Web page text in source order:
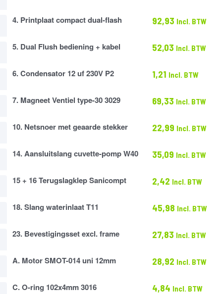
4. Printplaat compact dual-flash 92,93 Incl. BTW
5. Dual Flush bediening + kabel 52,03 Incl. BTW
6. Condensator 12 uf 230V P2 1,21 Incl. BTW
7. Magneet Ventiel type-30 3029 69,33 Incl. BTW
10. Netsnoer met geaarde stekker 22,99 Incl. BTW
14. Aansluitslang cuvette-pomp W40 35,09 Incl. BTW
15 + 16 Terugslagklep Sanicompt 2,42 Incl. BTW
18. Slang waterinlaat T11 45,98 Incl. BTW
23. Bevestigingsset excl. frame 27,83 Incl. BTW
A. Motor SMOT-014 uni 12mm 28,92 Incl. BTW
C. O-ring 102x4mm 3016 4,84 Incl. BTW